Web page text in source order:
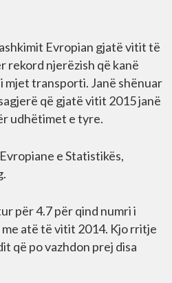
Evropian gjatë vitit të
rekord njerëzish që kanë
mjet transporti. Janë shënuar
që gjatë vitit 2015 janë
udhëtimet e tyre.
e Statistikës,
për 4.7 për qind numri i
atë të vitit 2014. Kjo rritje
që po vazhdon prej disa